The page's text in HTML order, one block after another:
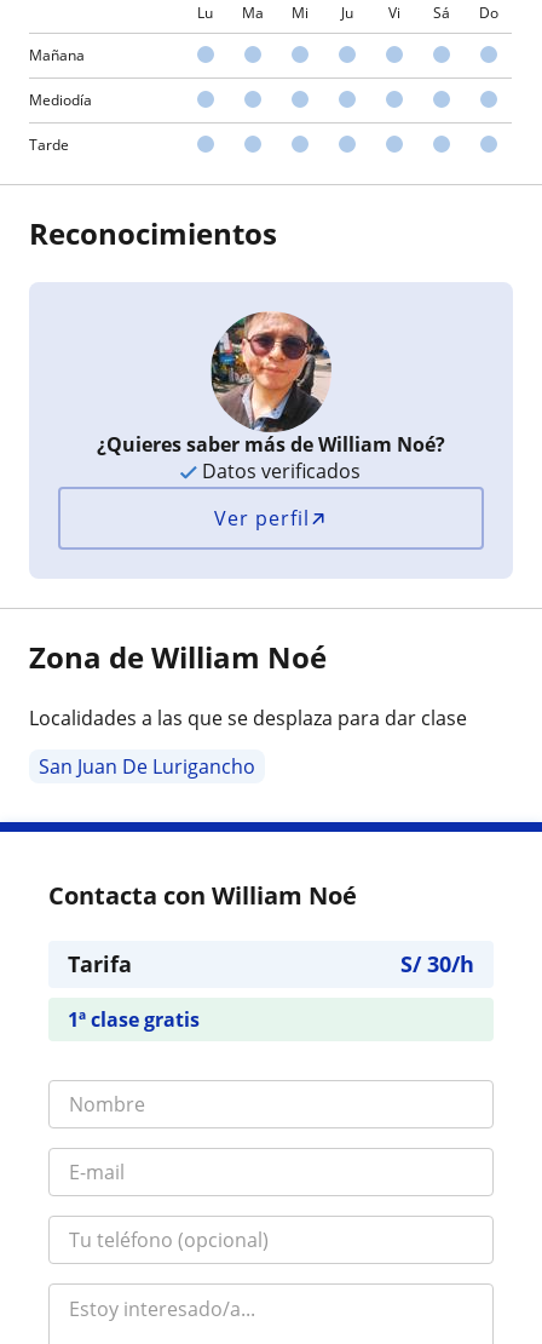
Lu Ma Mi Ju Vi Sá Do
Mañana
Mediodía
Tarde
Reconocimientos
¿Quieres saber más de William Noé?
Datos verificados
Ver perfil
Zona de William Noé
Localidades a las que se desplaza para dar clase
San Juan De Lurigancho
Contacta con William Noé
Tarifa S/30/h
1ª clase gratis